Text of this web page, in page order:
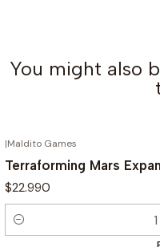
You might also
|Maldito Games
Terraforming Mars
$22.990
Quantity